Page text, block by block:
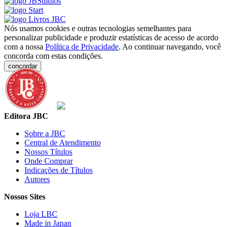
Nós usamos cookies e outras tecnologias semelhantes para
personalizar publicidade e produzir estatísticas de acesso de acordo
com a nossa Política de Privacidade. Ao continuar navegando, você
concorda com estas condições.
concordar
Editora JBC
Sobre a JBC
Central de Atendimento
Nossos Títulos
Onde Comprar
Indicações de Títulos
Autores
Nossos Sites
Loja LBC
Made in Japan